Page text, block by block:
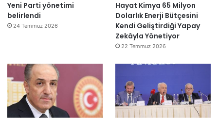
Yeni Parti yönetimi
belirlendi
24 Temmuz 2026
Hayat Kimya 65 Milyon
Dolarlık Enerji Bütçesini
Kendi Geliştirdiği Yapay
Zekâyla Yönetiyor
22 Temmuz 2026